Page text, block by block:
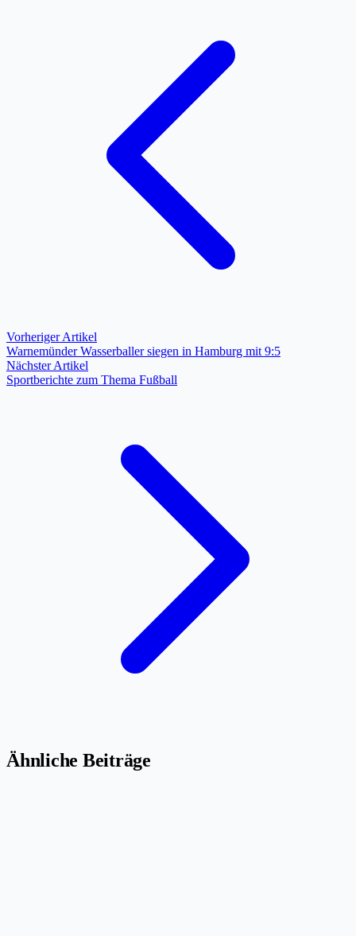
Vorheriger Artikel
Warnemünder Wasserballer siegen in Hamburg mit 9:5
Nächster Artikel
Sportberichte zum Thema Fußball
Ähnliche Beiträge